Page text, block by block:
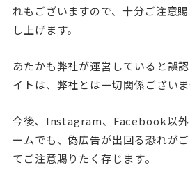
れもございますので、十分ご注意
し上げます。
あたかも弊社が運営していると誤
イトは、弊社とは一切関係ございま
今後、 Instagram、 Facebook以
ームでも、偽広告が出回る恐れが
てご注意賜りたく存じます。